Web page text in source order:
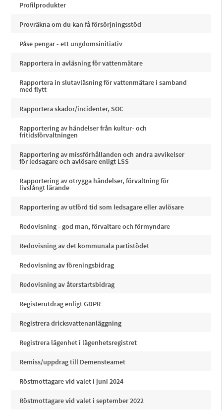
Profilprodukter
Provräkna om du kan få försörjningsstöd
Påse pengar - ett ungdomsinitiativ
Rapportera in avläsning för vattenmätare
Rapportera in slutavläsning för vattenmätare i samband
med flytt
Rapportera skador/incidenter, SOC
Rapportering av händelser från kultur- och
fritidsförvaltningen
Rapportering av missförhållanden och andra avvikelser
för ledsagare och avlösare enligt LSS
Rapportering av otrygga händelser, förvaltning för
livslångt lärande
Rapportering av utförd tid som ledsagare eller avlösare
Redovisning - god man, förvaltare och förmyndare
Redovisning av det kommunala partistödet
Redovisning av föreningsbidrag
Redovisning av återstartsbidrag
Registerutdrag enligt GDPR
Registrera dricksvattenanläggning
Registrera lägenhet i lägenhetsregistret
Remiss/uppdrag till Demensteamet
Röstmottagare vid valet i juni 2024
Röstmottagare vid valet i september 2022